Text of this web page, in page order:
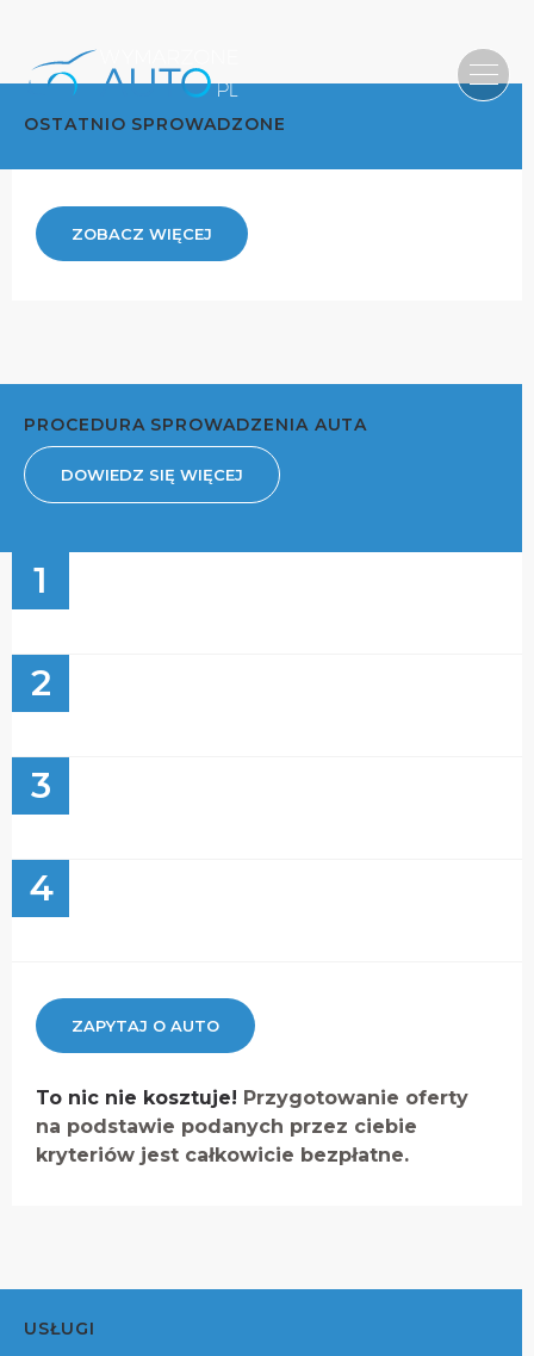
OSTATNIO SPROWADZONE
ZOBACZ WIĘCEJ
PROCEDURA SPROWADZENIA AUTA
DOWIEDZ SIĘ WIĘCEJ
1
2
3
4
ZAPYTAJ O AUTO
To nic nie kosztuje! Przygotowanie oferty
na podstawie podanych przez ciebie
kryteriów jest całkowicie bezpłatne.
USŁUGI